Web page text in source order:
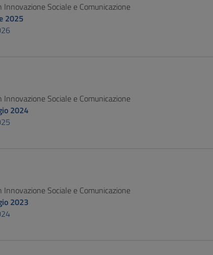
Sociale e Comunicazione
2025
Sociale e Comunicazione
2024
Sociale e Comunicazione
2023